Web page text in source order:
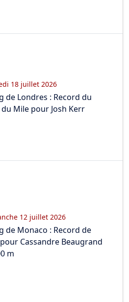
18 juillet 2026
de Londres : Record du
Mile pour Josh Kerr
12 juillet 2026
de Monaco : Record de
Cassandre Beaugrand
m